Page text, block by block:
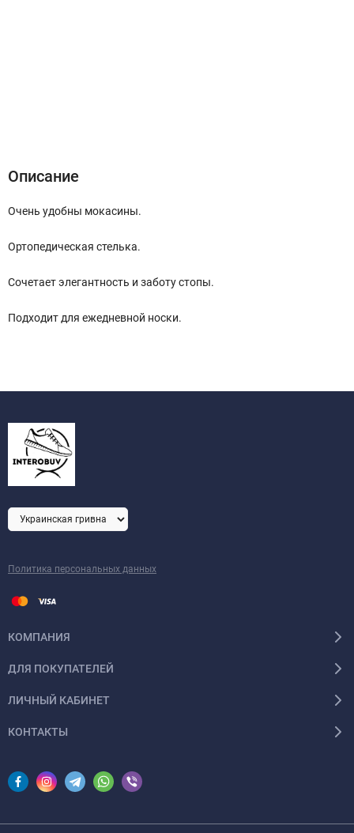
Описание
Очень удобны мокасины.
Ортопедическая стелька.
Сочетает элегантность и заботу стопы.
Подходит для ежедневной носки.
Политика персональных данных
КОМПАНИЯ
ДЛЯ ПОКУПАТЕЛЕЙ
ЛИЧНЫЙ КАБИНЕТ
КОНТАКТЫ